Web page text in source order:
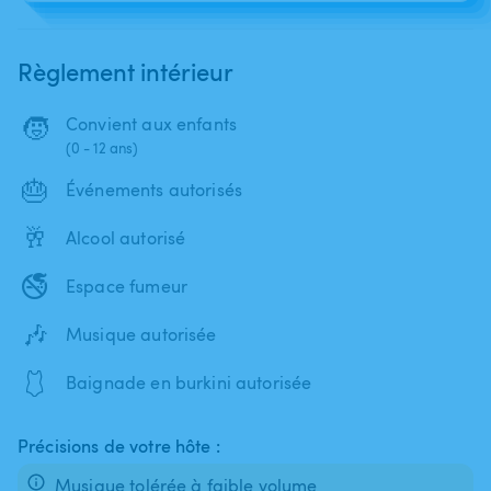
Règlement intérieur
🧒 Convient aux enfants
(0 - 12 ans)
🎂 Événements autorisés
🥂 Alcool autorisé
🚭 Espace fumeur
🎶 Musique autorisée
🩱 Baignade en burkini autorisée
Précisions de votre hôte :
Musique tolérée à faible volume